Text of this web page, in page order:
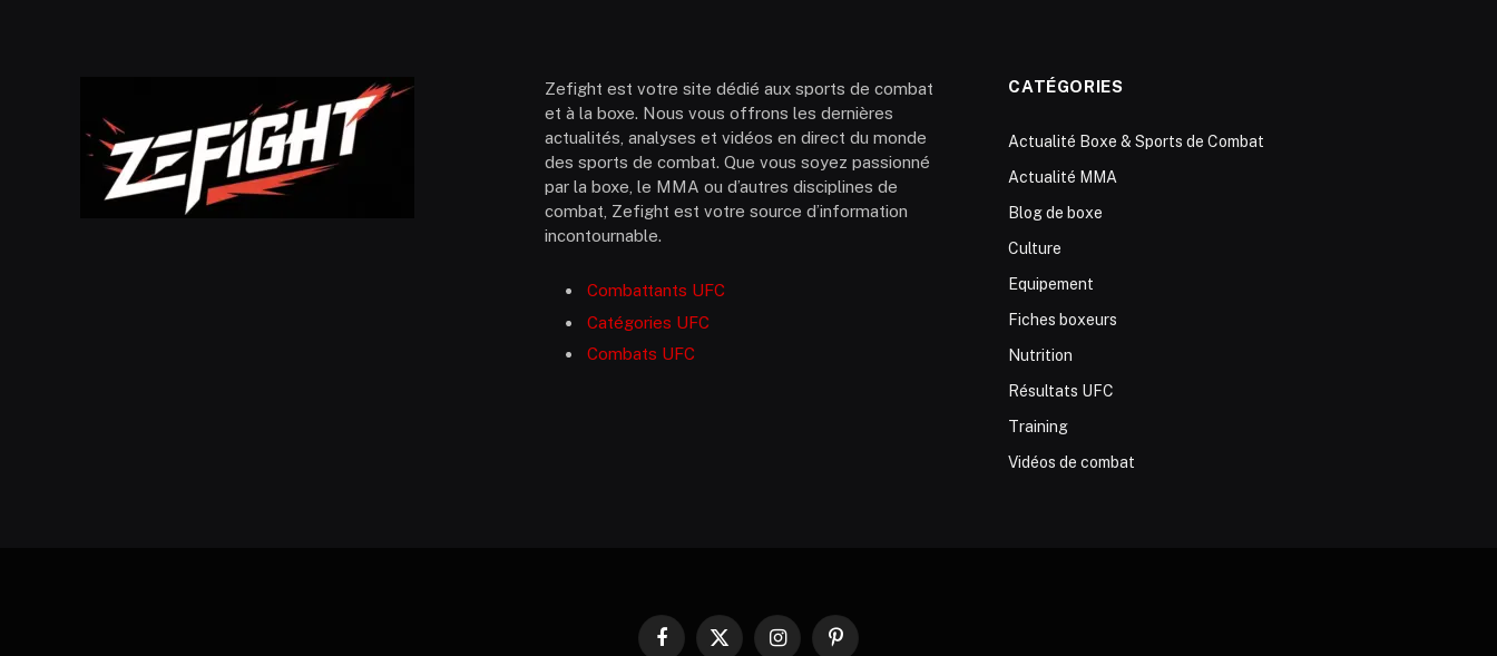
Zefight est votre site dédié aux sports de combat
et à la boxe. Nous vous offrons les dernières
actualités, analyses et vidéos en direct du monde
des sports de combat. Que vous soyez passionné
par la boxe, le MMA ou d’autres disciplines de
combat, Zefight est votre source d’information
incontournable.
Combattants UFC
Catégories UFC
Combats UFC
CATÉGORIES
Actualité Boxe & Sports de Combat
Actualité MMA
Blog de boxe
Culture
Equipement
Fiches boxeurs
Nutrition
Résultats UFC
Training
Vidéos de combat
Facebook
X InstagramPinterest